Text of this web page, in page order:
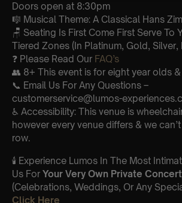
Doors open at 8:30pm
🎼 Musical Theme: A Classical Hans
🪑 Seating Is First Come First Serve To
Tiered Zones (In Platinum, Gold, Silver,
❓ Please Read Our FAQ’s
👥 8+ This event is for eight year olds
📞 Email Us For Any Questions –
customerservice@lumos-
♿ Accessibility: This venue is
however every venue differs & we
row.
🕯️ Experience Lumos In The Most
Us For Your Very Own Private
(Celebrations, Weddings, Or Any
Click Here